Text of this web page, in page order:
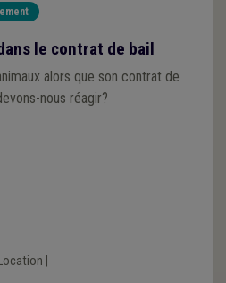
le contrat de bail
alors que son contrat de
nous réagir?
Location